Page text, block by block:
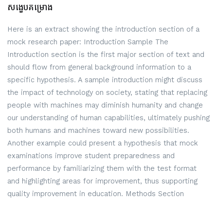
សង្ខេបគម្រោង
Here is an extract showing the introduction section of a
mock research paper: Introduction Sample The
Introduction section is the first major section of text and
should flow from general background information to a
specific hypothesis. A sample introduction might discuss
the impact of technology on society, stating that replacing
people with machines may diminish humanity and change
our understanding of human capabilities, ultimately pushing
both humans and machines toward new possibilities.
Another example could present a hypothesis that mock
examinations improve student preparedness and
performance by familiarizing them with the test format
and highlighting areas for improvement, thus supporting
quality improvement in education. Methods Section